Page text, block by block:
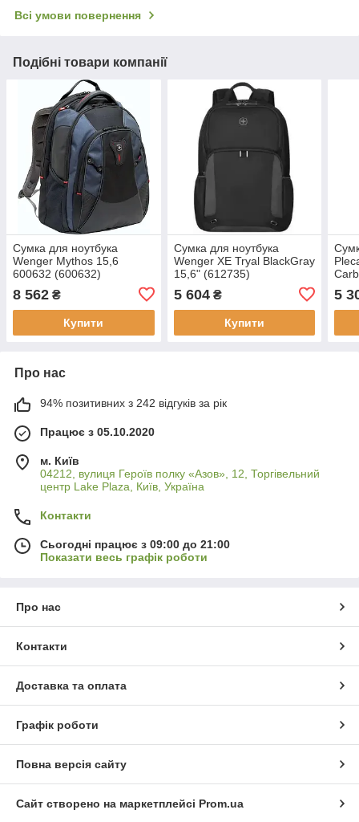
Всі умови повернення
Подібні товари компанії
Сумка для ноутбука
Wenger Mythos 15,6
600632 (600632)
8 562 ₴
Купити
Сумка для ноутбука
Wenger XE Tryal BlackGray
15,6" (612735)
5 604₴
Купити
5
Про нас
94% позитивних з 242 відгуків за рік
Працює з 05.10.2020
м. Київ
04212, вулиця Героїв полку «Азов», 12, Торгівельний
центр Lake Plaza, Київ, Україна
Контакти
Сьогодні працює з 09:00 до 21:00
Показати весь графік роботи
Про нас
Контакти
Доставка та оплата
Графік роботи
Повна версія сайту
Сайт створено на маркетплейсі Prom.ua